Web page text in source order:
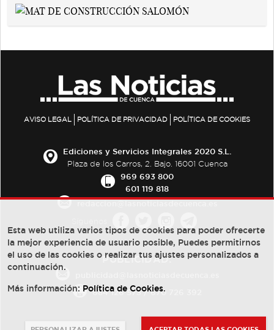
AVISO LEGAL POLÍTICA DE PRIVACIDAD POLÍTICA DE COOKIES
Ediciones y Servicios Integrales 2020 S.L.
Plaza de los Carros, 2. Bajo. 16001 Cuenca
969 693 800
601 119 818
PUBLICIDAD:
684 126 573/670 726 392
Esta web utiliza varios tipos de cookies para poder ofrecerte
la mejor experiencia de usuario posible, Puedes permitirnos
el uso de las cookies o realizar tus ajustes personalizados a
continuación.
Más información: Política de Cookies.